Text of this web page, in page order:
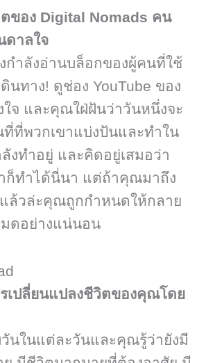
ของ Digital Nomads คน
ดาลใจ
กำลังอ่านบล็อกของผู้คนที่ใช้
นทาง! ดูช่อง YouTube ของ
ใจ และคุณใฝ่ฝันว่าวันหนึ่งจะ
ที่พวกเขาแบ่งปันและทำใน
งทำอยู่ และคิดอยู่เสมอว่า
าก็ทำได้นี่นา แต่ถ้าคุณมาถึง
ล้วล่ะคุณถูกกำหนดให้กลาย
ดอย่างแน่นอน
เปลี่ยนแปลงชีวิตของคุณโดย
นในแต่ละวันและคุณรู้ว่ายังมี